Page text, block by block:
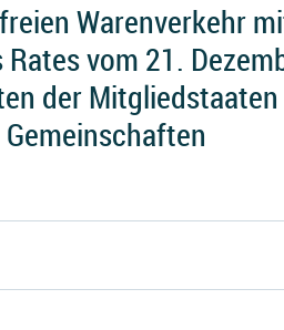
Warenverkehr
vom 21.
der Mitgliedstaaten